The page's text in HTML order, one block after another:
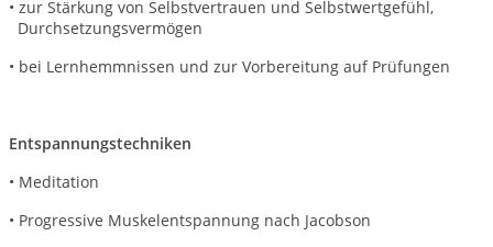
• zur Stärkung von Selbstvertrauen und Selbstwertgefühl,
Durchsetzungsvermögen
• bei Lernhemmnissen und zur Vorbereitung auf Prüfungen
Entspannungstechniken
• Meditation
• Progressive Muskelentspannung nach Jacobson